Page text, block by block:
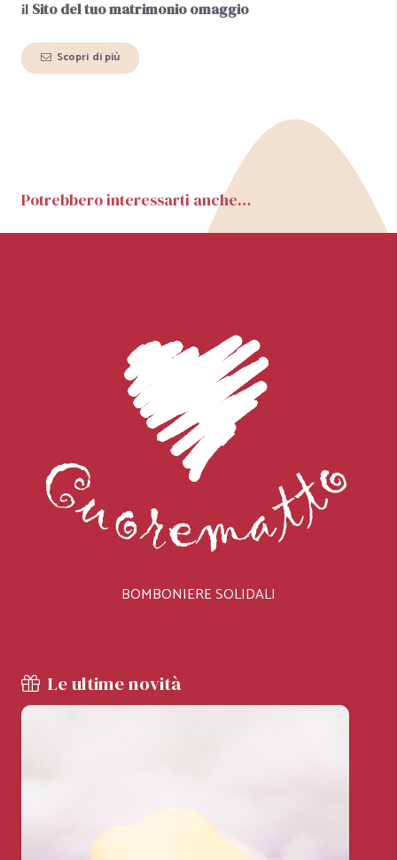
il Sito del tuo matrimonioomaggio
Scopri di più
Potrebbero interessarti anche…
BOMBONIERE SOLIDALI
Le ultime novità